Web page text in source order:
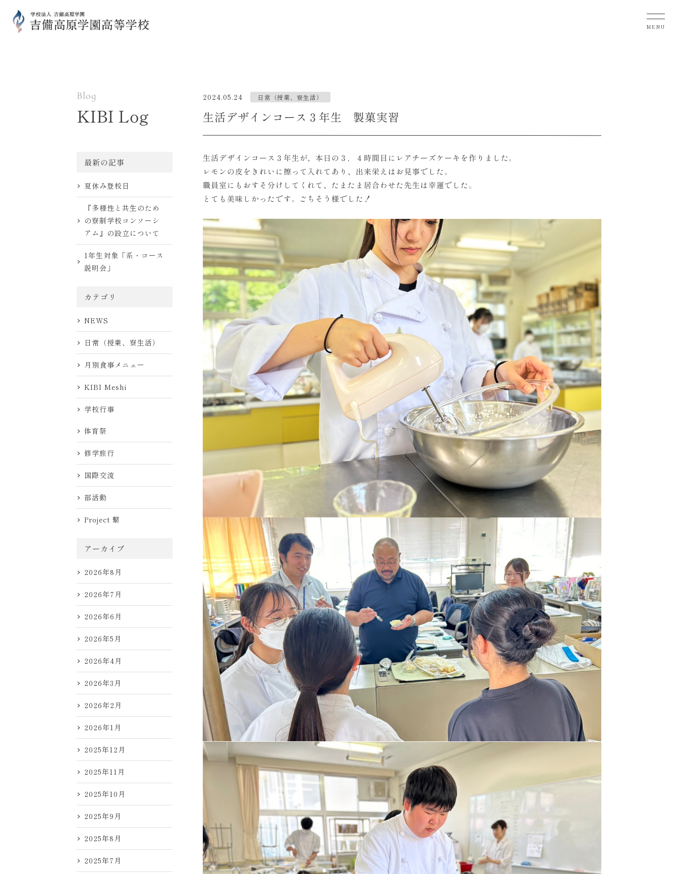
MENU
Blog
KIBI Log
最新の記事
夏休み登校日
『多様性と共生のため
の寮制学校コンソーシ
アム』の設立について
1年生対象「系・コース
説明会」
カテゴリ
NEWS
日常（授業、寮生活）
月別食事メニュー
KIBI Meshi
学校行事
体育祭
修学旅行
国際交流
部活動
Project 繋
アーカイブ
2026年8月
2026年7月
2026年6月
2026年5月
2026年4月
2026年3月
2026年2月
2026年1月
2025年12月
2025年11月
2025年10月
2025年9月
2025年8月
2025年7月
2024.05.24 日常（授業、寮生活）
生活デザインコース３年生 製菓実習
生活デザインコース３年生が、本日の３，４時間目にレアチーズケーキを作りました。
レモンの皮をきれいに擦って入れてあり、出来栄えはお見事でした。
職員室にもおすそ分けしてくれて、たまたま居合わせた先生は幸運でした。
とても美味しかったです。ごちそう様でした！